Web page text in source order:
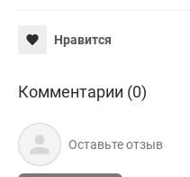
Нравится
Комментарии (0)